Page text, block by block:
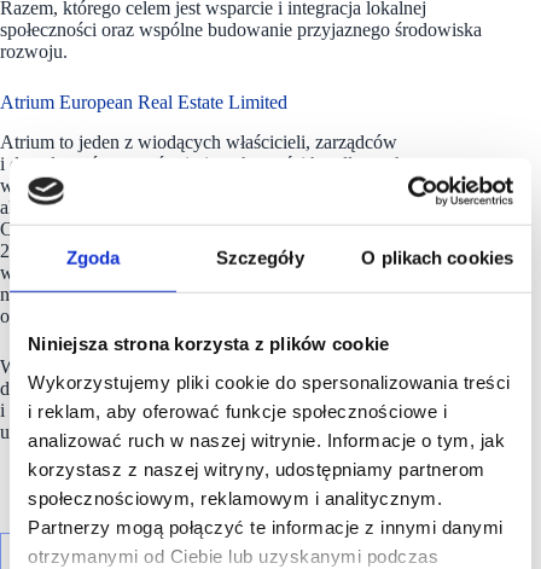
Zgoda Szczegóły O plikach cookies
Niniejsza strona korzysta z plików cookie
Wykorzystujemy pliki cookie do spersonalizowania treści
i reklam, aby oferować funkcje społecznościowe i
analizować ruch w naszej witrynie. Informacje o tym, jak
korzystasz z naszej witryny, udostępniamy partnerom
społecznościowym, reklamowym i analitycznym.
Partnerzy mogą połączyć te informacje z innymi danymi
otrzymanymi od Ciebie lub uzyskanymi podczas
Razem, którego celem jest wsparcie i integracja lokalnej
społeczności oraz wspólne budowanie przyjaznego środowiska
rozwoju.
Atrium European Real Estate Limited
Atrium to jeden z wiodących właścicieli, zarządców
i deweloperów centrów i nieruchomości handlowych
w Europie Środkowej. W portfolio Grupy znajduje się 26
aktywów zlokalizowanych w czterech krajach: Polsce,
Czechach, Słowacji oraz w Rosji, o łącznej wartości rynkowej
2,5 mld euro i całkowitej powierzchni najmu brutto (GLA)
wynoszącej ponad 809 000 mkw. Spółka jest notowana
na giełdzie w Wiedniu oraz Euronext Amsterdam, gdzie
oznaczona jest symbolem ATRS.
W styczniu 2020 r. Atrium ogłosiło nową strategię
dywersyfikacji swojego portfela poprzez inwestowanie
i zarządzanie mieszkaniami na wynajem, ze szczególnym
uwzględnieniem Warszawy.